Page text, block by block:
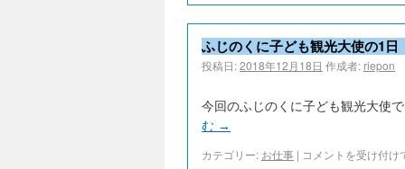
ふじのくに子ども観光大使の1日
投稿日:2018年12月18日 作成者: riepon
今回のふじのくに子ども観光大使
む →
カテゴリー: お仕事 | コメントを受け付け